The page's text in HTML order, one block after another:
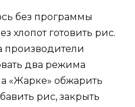
без программы
хлопот готовить рис.
производители
два режима
«Жарке» обжарить
рис, закрыть